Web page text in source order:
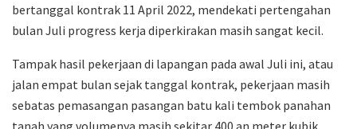
bertanggal kontrak 11 April 2022, mendekati pertengahan
bulan Juli progress kerja diperkirakan masih sangat kecil.
Tampak hasil pekerjaan di lapangan pada awal Juli ini, atau
jalan empat bulan sejak tanggal kontrak, pekerjaan masih
sebatas pemasangan pasangan batu kali tembok panahan
tanah yang volumenya masih sekitar 400 an meter kubik.